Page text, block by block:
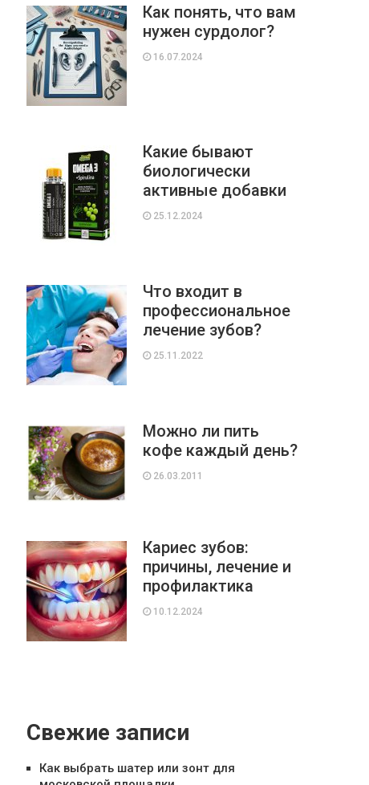
Как понять, что вам
нужен сурдолог?
16.07.2024
Какие бывают
биологически
активные добавки
25.12.2024
Что входит в
профессиональное
лечение зубов?
25.11.2022
Можно ли пить
кофе каждый день?
26.03.2011
Кариес зубов:
причины, лечение и
профилактика
10.12.2024
Свежие записи
Как выбрать шатер или зонт для